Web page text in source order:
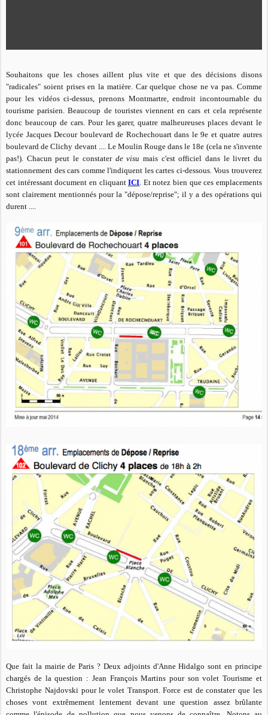
Souhaitons que les choses aillent plus vite et que des décisions disons
"radicales" soient prises en la matière. Car quelque chose ne va pas. Comme
pour les vidéos ci-dessus, prenons Montmartre, endroit incontournable du
tourisme parisien. Beaucoup de touristes viennent en cars et cela représente
donc beaucoup de cars. Pour les garer, quatre malheureuses places devant le
lycée Jacques Decour boulevard de Rochechouart dans le 9e et quatre autres
boulevard de Clichy devant .... Le Moulin Rouge dans le 18e (cela ne s'invente
pas!). Chacun peut le constater de visu mais c'est officiel dans le livret du
stationnement des cars comme l'indiquent les cartes ci-dessous. Vous trouverez
cet intéressant document en cliquantICI. Et notez bien que ces emplacements
sont clairement mentionnés pour la "dépose/reprise"; il y a des opérations qui
durent ....
Que fait la mairie de Paris ? Deux adjoints d'Anne Hidalgo sont en principe
chargés de la question : Jean François Martins pour son volet Tourisme et
Christophe Najdovski pour le volet Transport. Force est de constater que les
choses vont extrêmement lentement devant une question assez brûlante